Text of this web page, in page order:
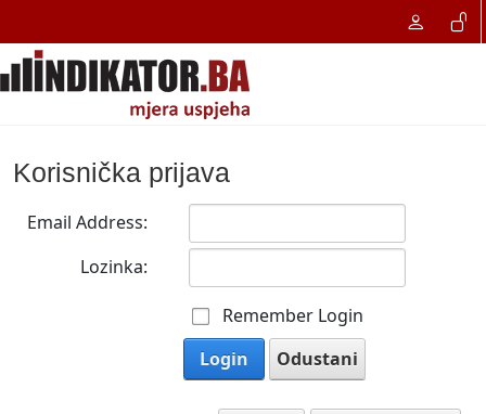
Korisnička prijava
Email Address:
Lozinka:
Remember Login
Login
Odustani